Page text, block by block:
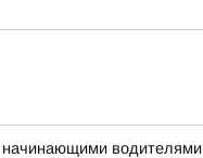
начинающими водителями